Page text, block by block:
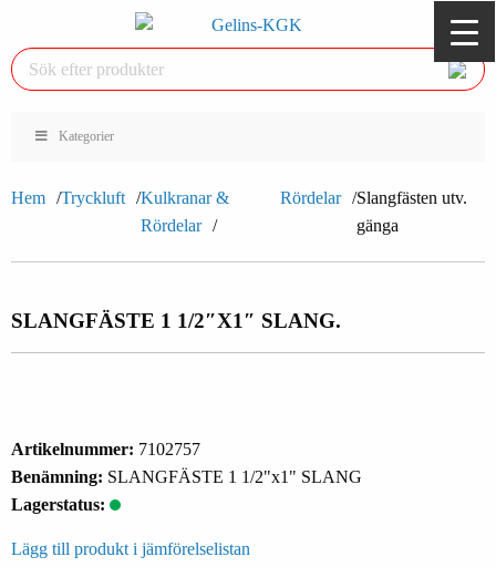
Kategorier
Hem Tryckluft
Kulkranar &
Rördelar
Rördelar
Slangfästen utv.
gänga
SLANGFÄSTE 1 1/2″X1″ SLANG.
Artikelnummer: 7102757
Benämning: SLANGFÄSTE 1 1/2"x1" SLANG
Lagerstatus:
Lägg till produkt i jämförelselistan